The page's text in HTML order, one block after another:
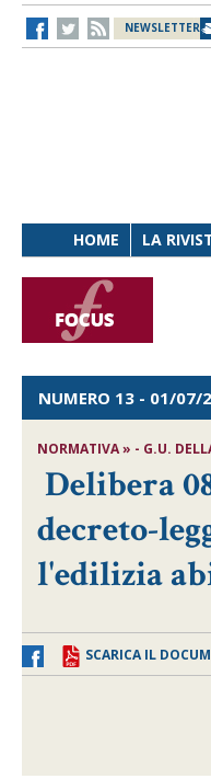
NEWSLETTER
HOME LA
NUMERO 13 - 01/07/
NORMATIVA » - G.U.
Delibera
decreto-
l'edilizia
SCARICA IL